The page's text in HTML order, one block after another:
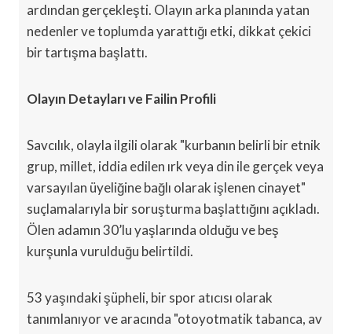
ardından gerçekleşti. Olayın arka planında yatan
nedenler ve toplumda yarattığı etki, dikkat çekici
bir tartışma başlattı.
Olayın Detayları ve Failin Profili
Savcılık, olayla ilgili olarak "kurbanın belirli bir etnik
grup, millet, iddia edilen ırk veya din ile gerçek veya
varsayılan üyeliğine bağlı olarak işlenen cinayet"
suçlamalarıyla bir soruşturma başlattığını açıkladı.
Ölen adamın 30’lu yaşlarında olduğu ve beş
kurşunla vurulduğu belirtildi.
53 yaşındaki şüpheli, bir spor atıcısı olarak
tanımlanıyor ve aracında "otoyotmatik tabanca, av